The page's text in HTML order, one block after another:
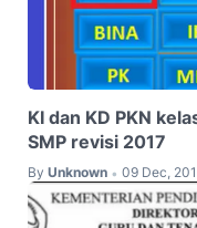
KI dan KD PKN
SMP revisi 2017
By Unknown • 09 Dec,